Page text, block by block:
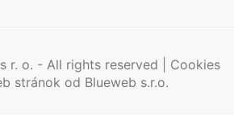
r. o. - All rights reserved | Cookies
stránok od Blueweb s.r.o.